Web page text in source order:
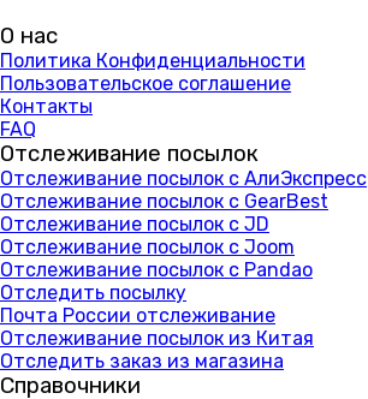
О нас
Политика Конфиденциальности
Пользовательское соглашение
Контакты
FAQ
Отслеживание посылок
Отслеживание посылок с АлиЭкспресс
Отслеживание посылок с GearBest
Отслеживание посылок с JD
Отслеживание посылок с Joom
Отслеживание посылок с Pandao
Отследить посылку
Почта России отслеживание
Отслеживание посылок из Китая
Отследить заказ из магазина
Справочники